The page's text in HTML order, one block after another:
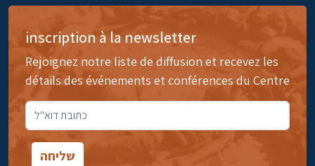
inscription à la newsletter
Rejoignez notre liste de diffusion et recevez les
détails des événements et conférences du Centre